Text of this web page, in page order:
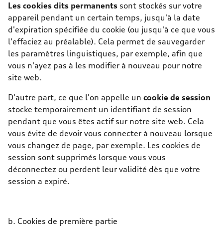
Les cookies dits permanents sont stockés sur votre
appareil pendant un certain temps, jusqu'à la date
d'expiration spécifiée du cookie (ou jusqu'à ce que vous
l'effaciez au préalable). Cela permet de sauvegarder
les paramètres linguistiques, par exemple, afin que
vous n'ayez pas à les modifier à nouveau pour notre
site web.
D'autre part, ce que l'on appelle un cookie de session
stocke temporairement un identifiant de session
pendant que vous êtes actif sur notre site web. Cela
vous évite de devoir vous connecter à nouveau lorsque
vous changez de page, par exemple. Les cookies de
session sont supprimés lorsque vous vous
déconnectez ou perdent leur validité dès que votre
session a expiré.
b. Cookies de première partie